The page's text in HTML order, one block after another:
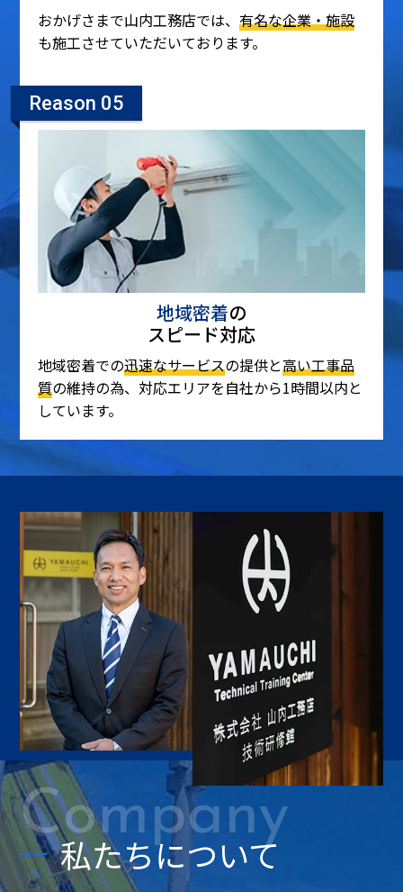
おかげさまで山内工務店では、有名な企業・施設
も施工させていただいております。
Reason 05
地域密着の
スピード対応
地域密着での迅速なサービスの提供と高い工事品
質の維持の為、対応エリアを自社から1時間以内と
しています。
Company
私たちについて